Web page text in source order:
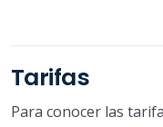
Tarifas
Para conocer las